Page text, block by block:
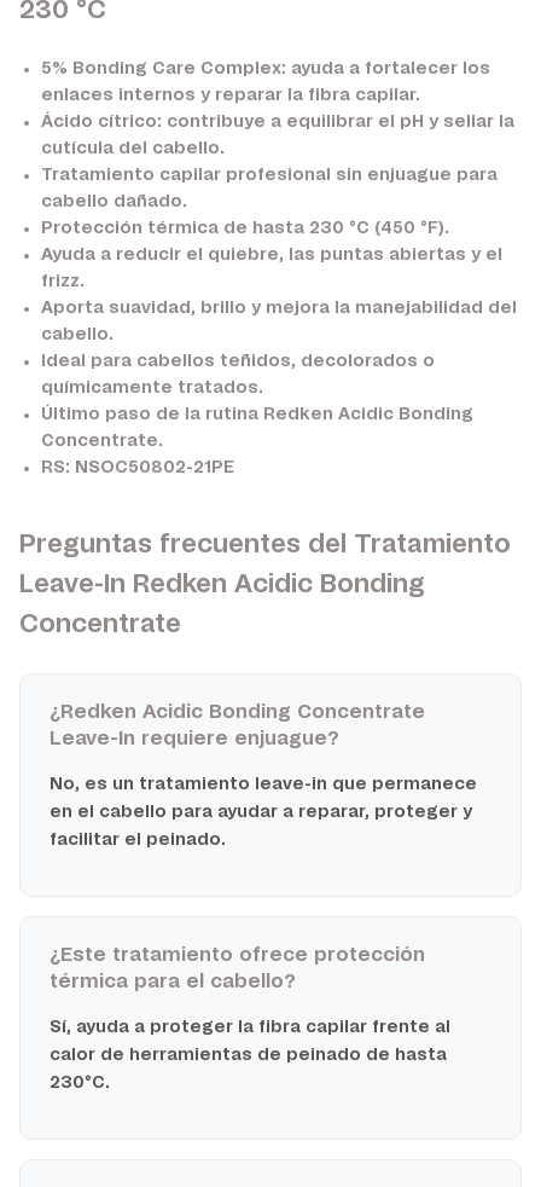
230 °C
5% Bonding Care Complex: ayuda a fortalecer los
enlaces internos y reparar la fibra capilar.
Ácido cítrico: contribuye a equilibrar el pH y sellar la
cutícula del cabello.
Tratamiento capilar profesional sin enjuague para
cabello dañado.
Protección térmica de hasta 230 °C (450 °F).
Ayuda a reducir el quiebre, las puntas abiertas y el
frizz.
Aporta suavidad, brillo y mejora la manejabilidad del
cabello.
Ideal para cabellos teñidos, decolorados o
químicamente tratados.
Último paso de la rutina Redken Acidic Bonding
Concentrate.
RS: NSOC50802-21PE
Preguntas frecuentes del Tratamiento
Leave-In Redken Acidic Bonding
Concentrate
¿Redken Acidic Bonding Concentrate
Leave-In requiere enjuague?
No, es un tratamiento leave-in que permanece
en el cabello para ayudar a reparar, proteger y
facilitar el peinado.
¿Este tratamiento ofrece protección
térmica para el cabello?
Sí, ayuda a proteger la fibra capilar frente al
calor de herramientas de peinado de hasta
230°C.